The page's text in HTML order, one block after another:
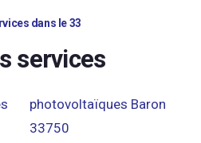
dans le 33
services
photovoltaïques Baron
33750